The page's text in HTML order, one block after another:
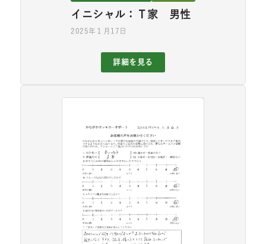
イニシャル：Ｔ家 男性
2025年１月17日
詳細を見る